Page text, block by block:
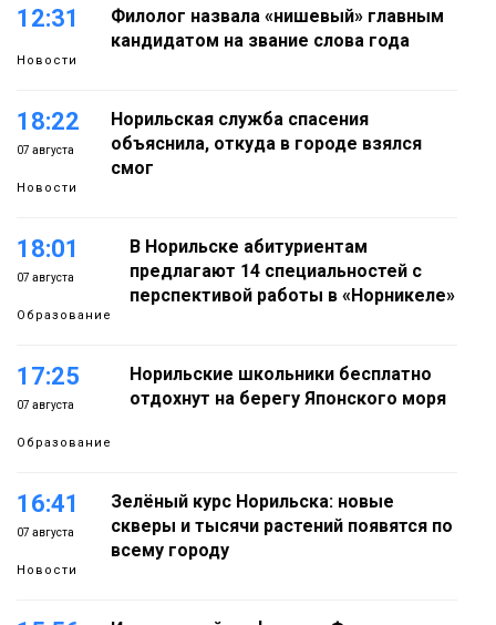
12:31
Новости
Филолог назвала «нишевый» главным
кандидатом на звание слова года
18:22
07 августа
Новости
Норильская служба спасения
объяснила, откуда в городе взялся
смог
18:01
07 августа
Образование
В Норильске абитуриентам
предлагают 14 специальностей с
перспективой работы в «Норникеле»
17:25
07 августа
Образование
Норильские школьники бесплатно
отдохнут на берегу Японского моря
16:41
07 августа
Новости
Зелёный курс Норильска: новые
скверы и тысячи растений появятся по
всему городу